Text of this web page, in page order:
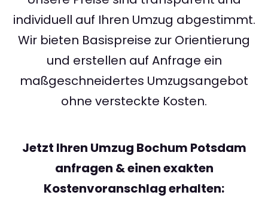
individuell auf Ihren Umzug abgestimmt.
Wir bieten Basispreise zur Orientierung
und erstellen auf Anfrage ein
maßgeschneidertes Umzugsangebot
ohne versteckte Kosten.
Jetzt Ihren Umzug Bochum Potsdam
anfragen & einen exakten
Kostenvoranschlag erhalten: